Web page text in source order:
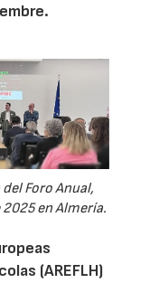
Foro Anual,
en Almería.
(AREFLH)